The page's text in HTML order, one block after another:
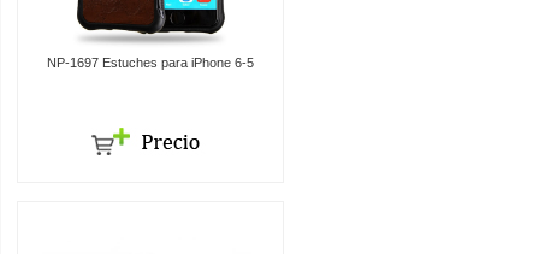
NP-1697 Estuches para iPhone 6-5